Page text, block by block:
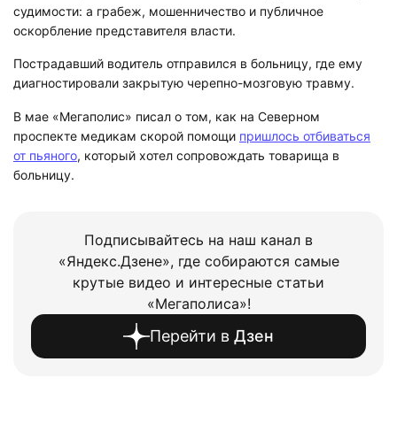
судимости: а грабеж, мошенничество и публичное
оскорбление представителя власти.
Пострадавший водитель отправился в больницу, где ему
диагностировали закрытую черепно-мозговую травму.
В мае «Мегаполис» писал о том, как на Северном
проспекте медикам скорой помощи пришлось отбиваться
от пьяного, который хотел сопровождать товарища в
больницу.
Подписывайтесь на наш канал в
«Яндекс.Дзене», где собираются самые
крутые видео и интересные статьи
«Мегаполиса»!
Перейти в Дзен